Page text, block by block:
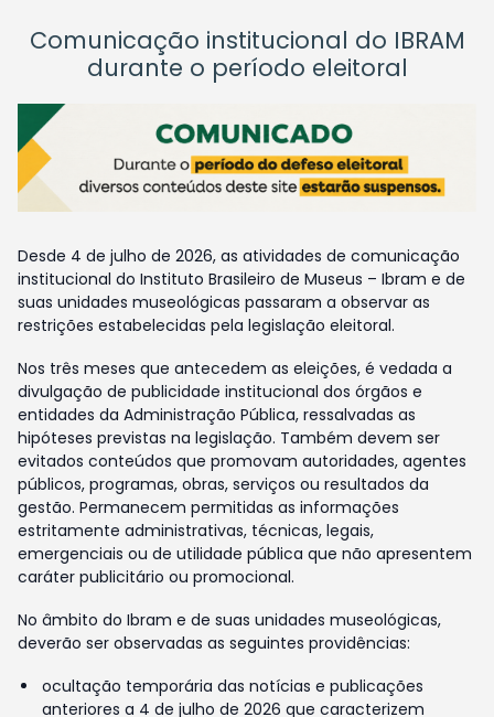
Comunicação institucional do IBRAM
durante o período eleitoral
Desde 4 de julho de 2026, as atividades de comunicação
institucional do Instituto Brasileiro de Museus – Ibram e de
suas unidades museológicas passaram a observar as
restrições estabelecidas pela legislação eleitoral.
Nos três meses que antecedem as eleições, é vedada a
divulgação de publicidade institucional dos órgãos e
entidades da Administração Pública, ressalvadas as
hipóteses previstas na legislação. Também devem ser
evitados conteúdos que promovam autoridades, agentes
públicos, programas, obras, serviços ou resultados da
gestão. Permanecem permitidas as informações
estritamente administrativas, técnicas, legais,
emergenciais ou de utilidade pública que não apresentem
caráter publicitário ou promocional.
No âmbito do Ibram e de suas unidades museológicas,
deverão ser observadas as seguintes providências:
ocultação temporária das notícias e publicações
anteriores a 4 de julho de 2026 que caracterizem